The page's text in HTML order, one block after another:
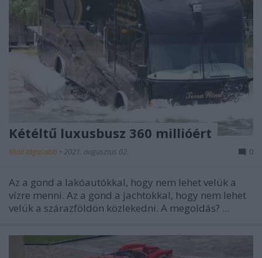
Kétéltű luxusbusz 360 millióért
Kívül tágasabb • 2021. augusztus 02. 0
Az a gond a lakóautókkal, hogy nem lehet velük a
vízre menni. Az a gond a jachtokkal, hogy nem lehet
velük a szárazföldön közlekedni. A megoldás? ...